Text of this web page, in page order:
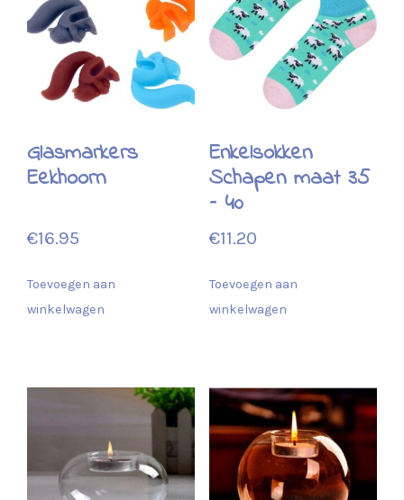
Glasmarkers
Eekhoorn
€16.95
Toevoegen aan
winkelwagen
Enkelsokken
Schapen maat 35
– 40
€11.20
Toevoegen aan
winkelwagen